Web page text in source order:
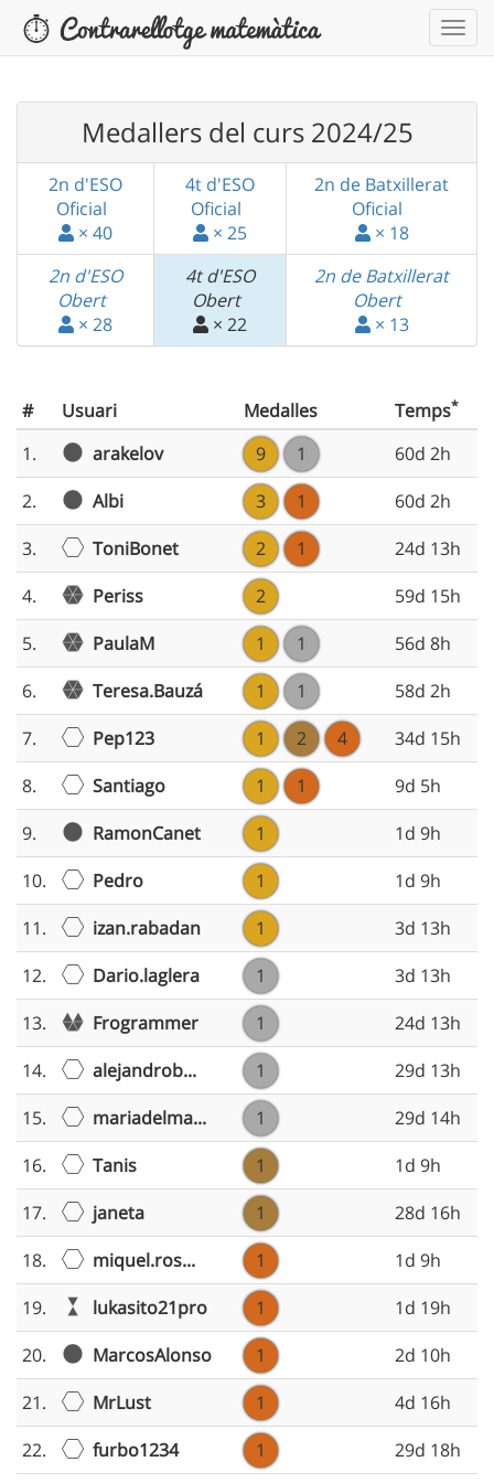
Medallers del curs 2024/25
2n d'ESO
Oficial
× 40
4t d'ESO
Oficial
× 25
2n de Batxillerat
Oficial
× 18
2n d'ESO
Obert
× 28
4t d'ESO
Obert
× 22
2n de Batxillerat
Obert
× 13
# Usuari Medalles Temps*
1. arakelov 9 1
60d 2h
2.
Albi 3 1
60d 2h
3.
ToniBonet 2 1
24d 13h
4.
Periss 2
59d 15h
5.
PaulaM 1 1
56d 8h
6.
Teresa.Bauzá 1 1
58d 2h
7.
Pep123 1 2 4
34d 15h
8.
Santiago 1 1
9d 5h
9.
RamonCanet 1
1d 9h
10.
Pedro 1
1d 9h
11.
izan.rabadan 1
3d 13h
12.
Dario.laglera 1
3d 13h
13.
Frogrammer 1
24d 13h
14.
alejandrob... 1
29d 13h
15.
mariadelma... 1
29d 14h
16.
Tanis 1
1d 9h
17.
janeta 1
28d 16h
18.
miquel.ros... 1
1d 9h
19.
lukasito21pro 1
1d 19h
20.
MarcosAlonso 1
2d 10h
21.
MrLust 1
4d 16h
22.
furbo1234 1 29d 18h